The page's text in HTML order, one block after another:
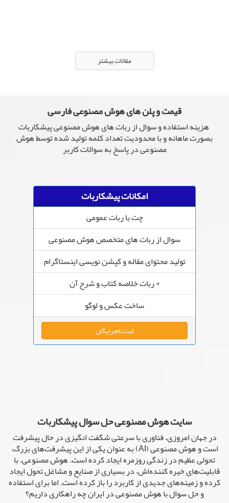
مقالات بیشتر
قیمت و پلن های هوش مصنوعی فارسی
هزینه استفاده و سوال از ربات های هوش مصنوعی پیشکاربات
بصورت ماهانه و با محدودیت تعداد کلمه تولید شده توسط هوش
مصنوعی در پاسخ به سوالات کاربر
امکانات پیشکاربات
چت با ربات عمومی
سوال از ربات های متخصص هوش مصنوعی
تولید محتوای مقاله و کپشن نویسی اینستاگرام
+ ربات خلاصه کتاب و شرح آن
ساخت عکس و لوگو
ثبت نام رایگان
سایت هوش مصنوعی حل سوال پیشکاربات
در جهان امروزی، فناوری با سرعتی شگفت انگیزی در حال پیشرفت
است و هوش مصنوعی (AI) به عنوان یکی از این پیشرفت‌های بزرگ،
تحولی عظیم در زندگی روزمره ایجاد کرده است. هوش مصنوعی، با
قابلیت‌های خیره کننده‌اش، در بسیاری از صنایع و مشاغل تحول ایجاد
کرده و زمینه‌های جدیدی از کاربرد را باز کرده است. اما برای استفاده
و حل سوال با هوش مصنوعی در ایران چه راهکاری داریم؟